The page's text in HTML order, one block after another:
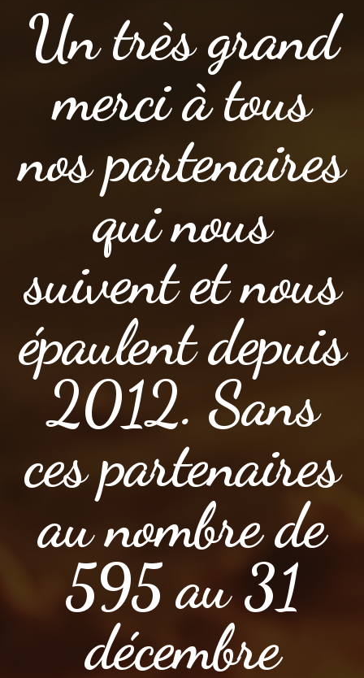
Un très grand
merci à tous
nos partenaires
qui nous
suivent et nous
épaulent depuis
2012. Sans
ces partenaires
au nombre de
595 au 31
décembre